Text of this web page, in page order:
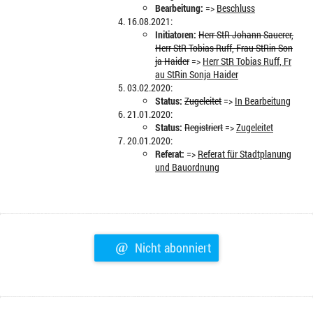
Bearbeitung: => Beschluss
16.08.2021:
Initiatoren: Herr StR Johann Sauerer,
Herr StR Tobias Ruff, Frau StRin Son
ja Haider=> Herr StR Tobias Ruff, Fr
au StRin Sonja Haider
03.02.2020:
Status: Zugeleitet=> In Bearbeitung
21.01.2020:
Status: Registriert=>Zugeleitet
20.01.2020:
Referat: => Referat für Stadtplanung
und Bauordnung
@ Nicht abonniert